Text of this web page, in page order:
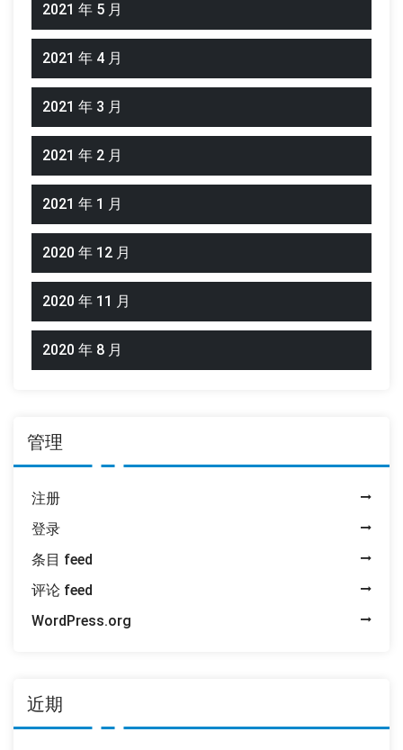
2021 年 5 月
2021 年 4 月
2021 年 3 月
2021 年 2 月
2021 年 1 月
2020 年 12 月
2020 年 11 月
2020 年 8 月
管理
注册
登录
条目 feed
评论 feed
WordPress.org
近期